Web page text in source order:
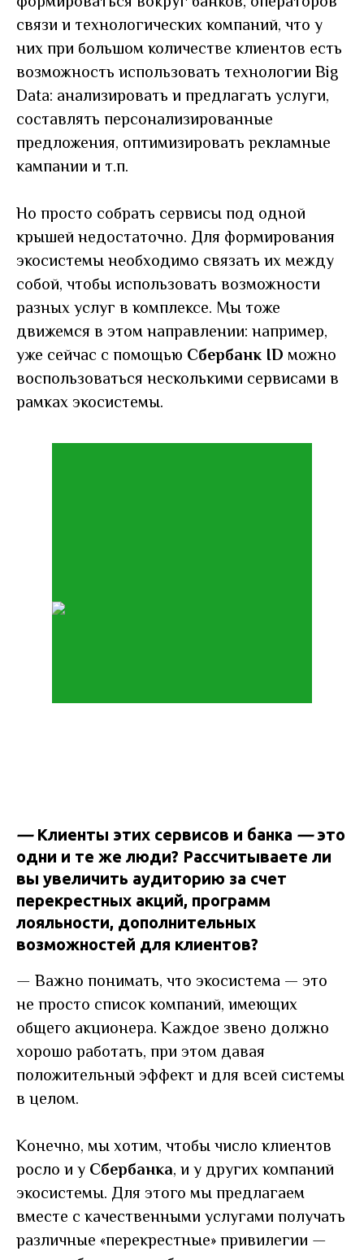
связи и технологических компаний, что у
них при большом количестве клиентов есть
возможность использовать технологии Big
Data: анализировать и предлагать услуги,
составлять персонализированные
предложения, оптимизировать рекламные
кампании и т.п.
Но просто собрать сервисы под одной
крышей недостаточно. Для формирования
экосистемы необходимо связать их между
собой, чтобы использовать возможности
разных услуг в комплексе. Мы тоже
движемся в этом направлении: например,
уже сейчас с помощью Сбербанк ID можно
воспользоваться несколькими сервисами в
рамках экосистемы.
—Клиенты этих сервисов и банка —это
одни и те же люди? Рассчитываете ли
вы увеличить аудиторию за счет
перекрестных акций, программ
лояльности, дополнительных
возможностей для клиентов?
— Важно понимать, что экосистема — это
не просто список компаний, имеющих
общего акционера. Каждое звено должно
хорошо работать, при этом давая
положительный эффект и для всей системы
в целом.
Конечно, мы хотим, чтобы число клиентов
росло и у Сбербанка, и у других компаний
экосистемы. Для этого мы предлагаем
вместе с качественными услугами получать
различные «перекрестные» привилегии —